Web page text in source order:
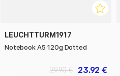
LEUCHTTURM1917
Notebook A5 120g Dotted
23.92 €
29.90 €